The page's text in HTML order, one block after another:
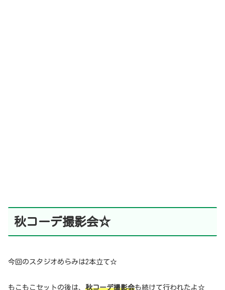
秋コーデ撮影会☆
今回のスタジオめらみは2本立て☆
もこもこセットの後は、 秋コーデ撮影会も続けて行われたよ☆